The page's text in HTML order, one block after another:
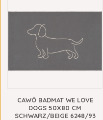
CAWÖ BADMAT WE LOVE
DOGS 50X80 CM
SCHWARZ/BEIGE 6248/93